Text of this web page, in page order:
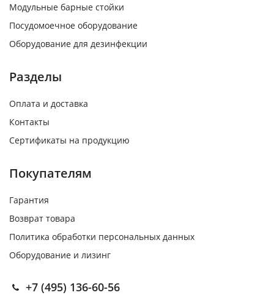
Модульные барные стойки
Посудомоечное оборудование
Оборудование для дезинфекции
Разделы
Оплата и доставка
Контакты
Сертификаты на продукцию
Покупателям
Гарантия
Возврат товара
Политика обработки персональных данных
Оборудование и лизинг
+7 (495) 136-60-56